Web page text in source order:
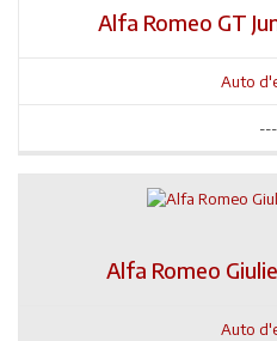
Alfa Romeo GT
Auto
---
Alfa Romeo
Auto